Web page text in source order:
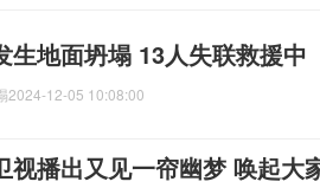
生地面坍塌 13人失联救援中
2024-12-05 10:08:00
视播出又见一帘幽梦 唤起大